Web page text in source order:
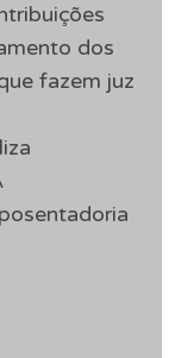
dos
fazem juz